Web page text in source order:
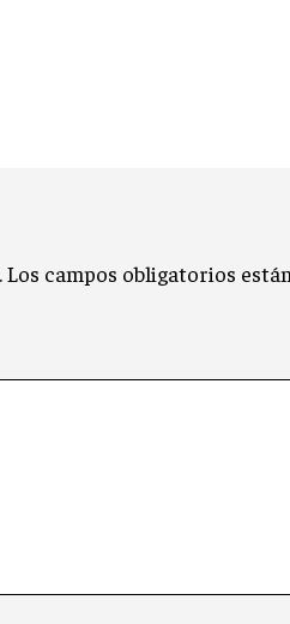
Los campos obligatorios